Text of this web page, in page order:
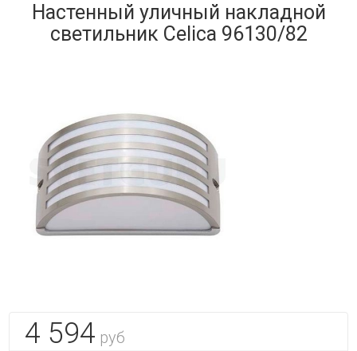
Интерьерные
Еще
Мебель
Настенный уличный накладной
светильник Celica 96130/82
4 594 руб